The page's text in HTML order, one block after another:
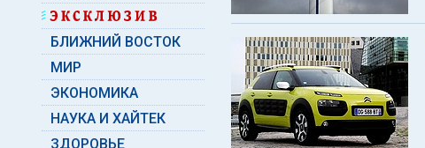
БЛИЖНИЙ ВОСТОК
МИР
ЭКОНОМИКА
НАУКА И ХАЙТЕК
ЗДОРОВЬЕ